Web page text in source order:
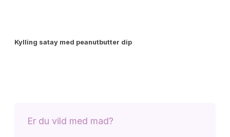
Kylling satay med peanutbutter dip
Er du vild med mad?